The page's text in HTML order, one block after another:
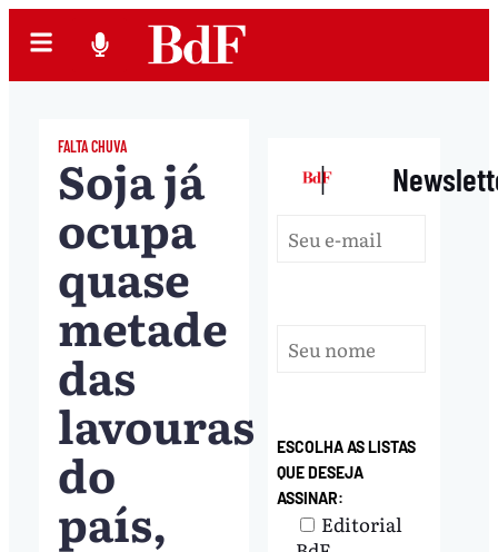
FALTA CHUVA
Soja já
ocupa
quase
metade
das
lavouras
do
país,
|
ESCOLHA AS LISTAS
QUE DESEJA
ASSINAR:
Editorial